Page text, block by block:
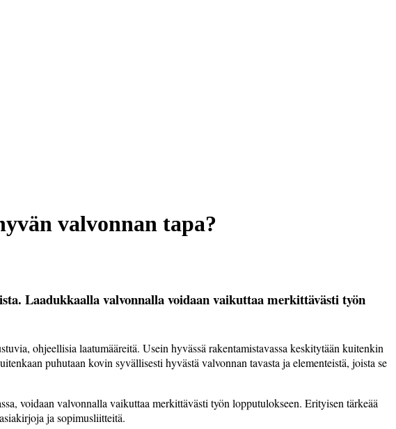
valvonnan tapa?
Laadukkaalla valvonnalla voidaan vaikuttaa merkittävästi työn
ohjeelli­sia laatumääreitä. Usein hyvässä rakentamistavassa keskitytään kuitenkin
puhutaan kovin syvällisesti hyvästä valvon­nan tavasta ja elementeistä, joista se
voidaan valvonnalla vaikuttaa merkittävästi työn lopputulokseen. Erityisen tärkeää
ja sopimusliitteitä.